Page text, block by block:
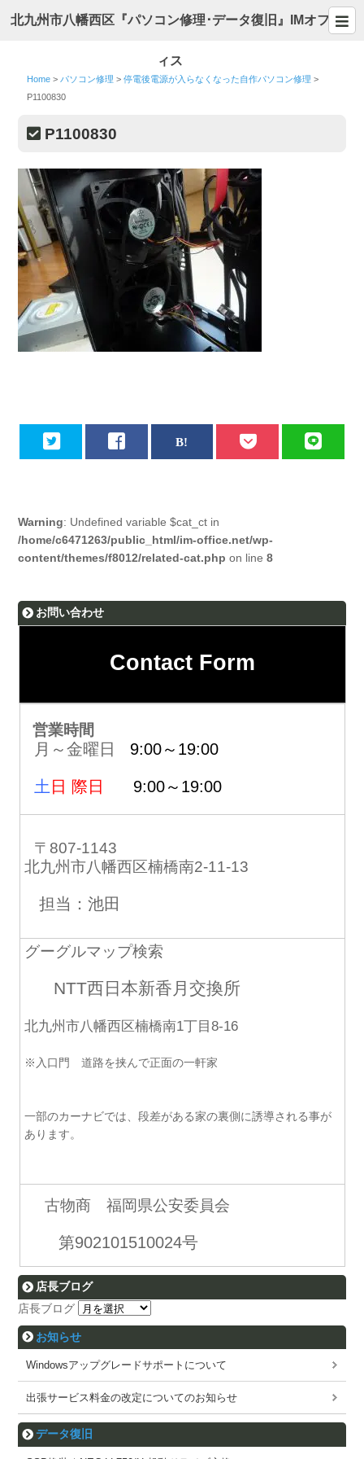
北九州市八幡西区『パソコン修理･データ復旧』IMオフ
ィス
Home > パソコン修理 >停電後電源が入らなくなった自作パソコン修理 >
P1100830
P1100830
Warning: Undefined variable $cat_ct in
/home/c6471263/public_html/im-office.net/wp-
content/themes/f8012/related-cat.php on line8
お問い合わせ
Contact Form
営業時間
月～金曜日 9:00～19:00
土 日 際日 9:00～19:00
〒807-1143
北九州市八幡西区楠橋南2-11-13
担当：池田
グーグルマップ検索
NTT西日本新香月交換所
北九州市八幡西区楠橋南1丁目8-16
※入口門 道路を挟んで正面の一軒家
一部のカーナビでは、段差がある家の裏側に誘導される事が
あります。
古物商 福岡県公安委員会
第902101510024号
店長ブログ
店長ブログ
お知らせ
Windowsアップグレードサポートについて
出張サービス料金の改定についてのお知らせ
データ復旧